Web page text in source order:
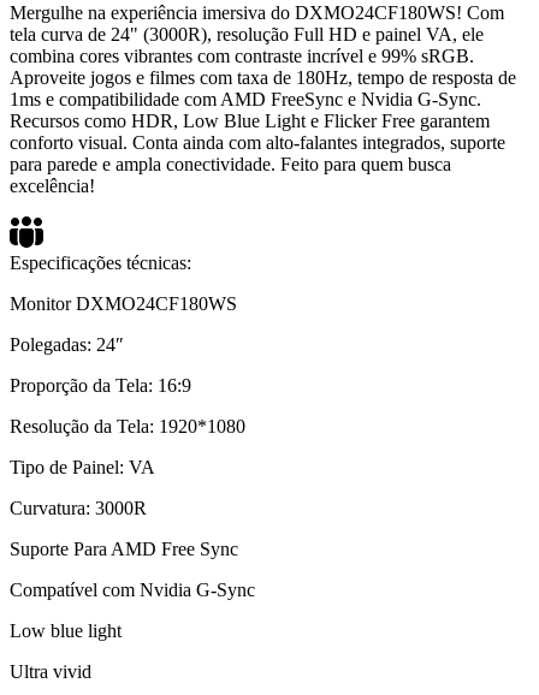
Mergulhe na experiência imersiva do DXMO24CF180WS! Com
tela curva de 24" (3000R), resolução Full HD e painel VA, ele
combina cores vibrantes com contraste incrível e 99% sRGB.
Aproveite jogos e filmes com taxa de 180Hz, tempo de resposta de
1ms e compatibilidade com AMD FreeSync e Nvidia G-Sync.
Recursos como HDR, Low Blue Light e Flicker Free garantem
conforto visual. Conta ainda com alto-falantes integrados, suporte
para parede e ampla conectividade. Feito para quem busca
excelência!
Especificações técnicas:
Monitor DXMO24CF180WS
Polegadas: 24″
Proporção da Tela: 16:9
Resolução da Tela: 1920*1080
Tipo de Painel: VA
Curvatura: 3000R
Suporte Para AMD Free Sync
Compatível com Nvidia G-Sync
Low blue light
Ultra vivid